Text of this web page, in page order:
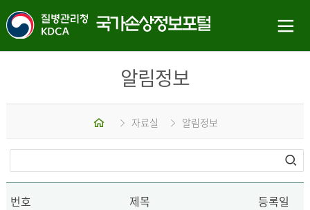
알림정보
홈 자료실 알림정보
번호 제목 등록일